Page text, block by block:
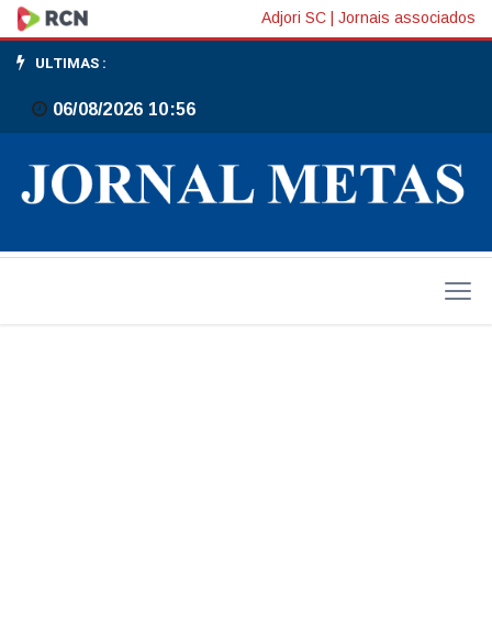
Vôlei
de
Gaspar
destaque
na
Adjori SC Jornais associados
ULTIMAS :
06/08/2026 10:56